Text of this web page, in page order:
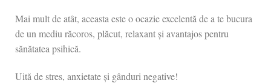
Mai mult de atât, aceasta este o ocazie excelentă de a te bucura
de un mediu răcoros, plăcut, relaxant și avantajos pentru
sănătatea psihică.
Uită de stres, anxietate și gânduri negative!